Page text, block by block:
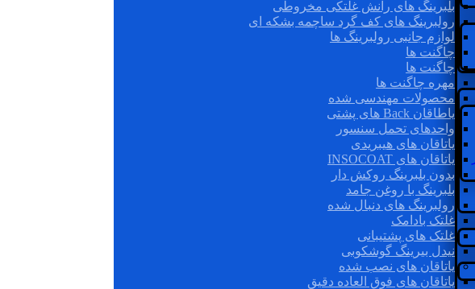
بلبرینگ های رانش غلتکی مخروطی
رولبرینگ های کف گرد ساچمه بشکه ای
لوازم جانبی رولبرینگ ها
چاگنت ها
چاگنت ها
مهره چاگنت ها
محصولات مهندسی شده
یاطاقان Back های پشتی
واحدهای تحمل سنسور
یاتاقان های هیبریدی
یاتاقان های INSOCOAT
بدون بلبرینگ روکش دار
بلبرینگ با روغن جامد
رولبرینگ های دنبال شده
غلتک بادامک
غلتک های پشتیبانی
نیدل بیرینگ گوشکوبی
یاتاقان های نصب شده
یاتاقان های فوق العاده دقیق